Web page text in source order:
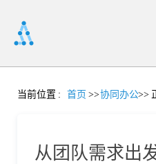
首
当前位置 : 首页 >>协同办公>>
从团队需求出